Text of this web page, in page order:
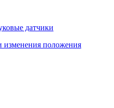
датчики
положения